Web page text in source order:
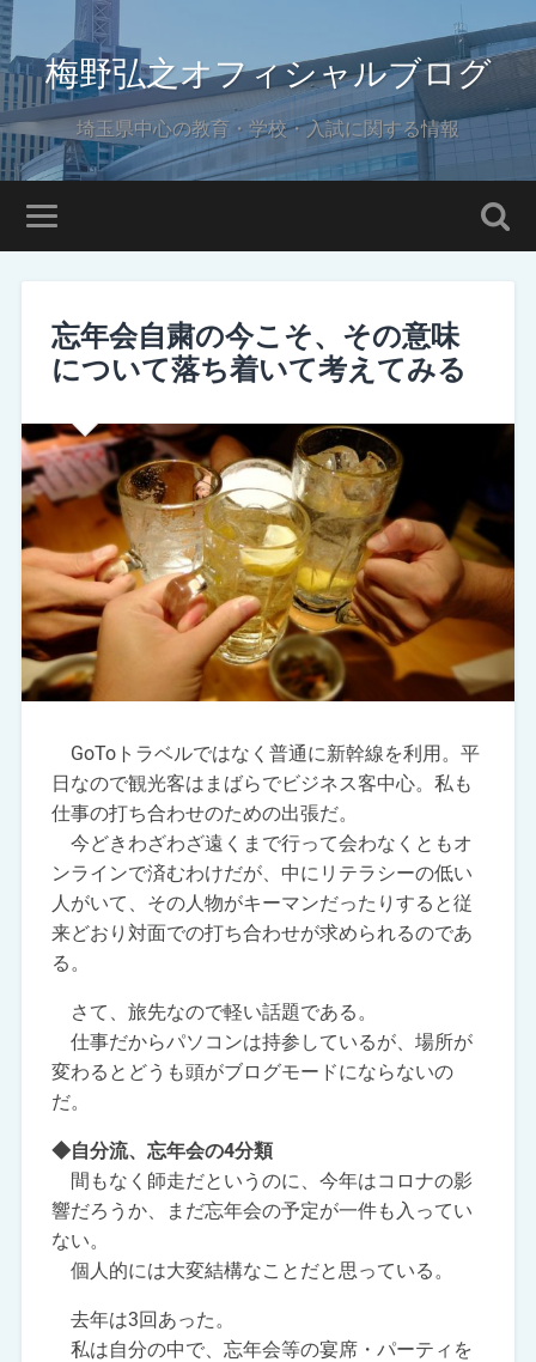
梅野弘之オフィシャルブログ
埼玉県中心の教育・学校・入試に関する情報
忘年会自粛の今こそ、その意味
について落ち着いて考えてみる
GoToトラベルではなく普通に新幹線を利用。平
日なので観光客はまばらでビジネス客中心。私も
仕事の打ち合わせのための出張だ。
今どきわざわざ遠くまで行って会わなくともオ
ンラインで済むわけだが、中にリテラシーの低い
人がいて、その人物がキーマンだったりすると従
来どおり対面での打ち合わせが求められるのであ
る。
さて、旅先なので軽い話題である。
仕事だからパソコンは持参しているが、場所が
変わるとどうも頭がブログモードにならないの
だ。
◆自分流、忘年会の4分類
間もなく師走だというのに、今年はコロナの影
響だろうか、まだ忘年会の予定が一件も入ってい
ない。
個人的には大変結構なことだと思っている。
去年は3回あった。
私は自分の中で、忘年会等の宴席・パーティを